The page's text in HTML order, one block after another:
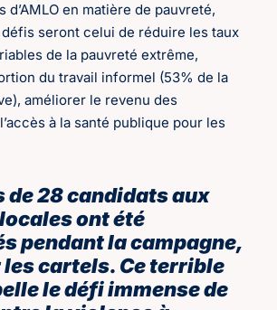
d’AMLO en matière de pauvreté,
défis seront celui de réduire les taux
de la pauvreté extrême,
du travail informel (53% de la
améliorer le revenu des
à la santé publique pour les
de 28 candidats aux
ont été
pendant la campagne,
cartels. Ce terrible
le défi immense de